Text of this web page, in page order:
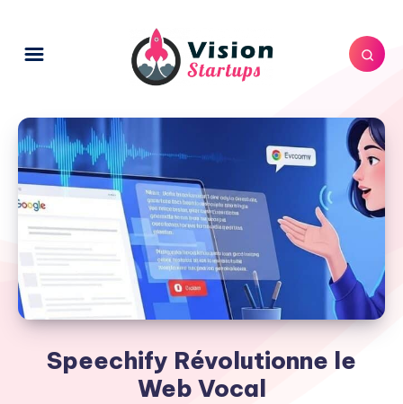
Speechify Révolutionne le
Web Vocal